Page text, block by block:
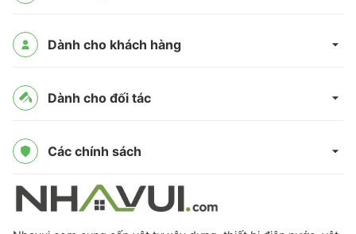
Dành cho khách hàng
Dành cho đối tác
Các chính sách